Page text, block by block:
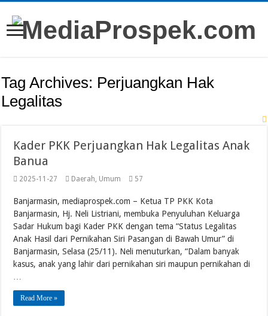
Tag Archives: Perjuangkan Hak
Legalitas
Kader PKK Perjuangkan Hak Legalitas Anak
Banua
2025-11-27 Daerah, Umum 57
Banjarmasin, mediaprospek.com – Ketua TP PKK Kota
Banjarmasin, Hj. Neli Listriani, membuka Penyuluhan Keluarga
Sadar Hukum bagi Kader PKK dengan tema “Status Legalitas
Anak Hasil dari Pernikahan Siri Pasangan di Bawah Umur” di
Banjarmasin, Selasa (25/11). Neli menuturkan, “Dalam banyak
kasus, anak yang lahir dari pernikahan siri maupun pernikahan di
…
Read More »